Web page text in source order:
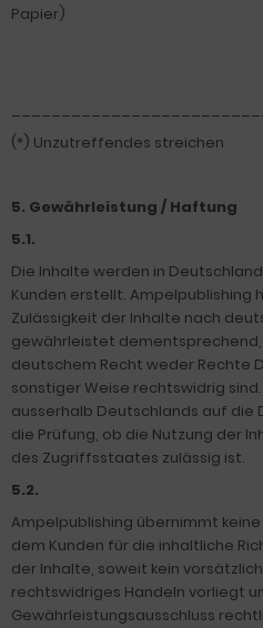
Papier)
(*) Unzutreffendes streichen
5. Gewährleistung / Haftung
5.1.
Die Inhalte werden in
Kunden erstellt.
Zulässigkeit der Inhalte nach
gewährleistet
deutschem Recht weder Rechte
sonstiger Weise rechtswidrig
ausserhalb Deutschlands auf die
die Prüfung, ob die Nutzung der
des Zugriffsstaates zulässig ist.
5.2.
Ampelpublishing übernimmt
dem Kunden für die inhaltliche
der Inhalte, soweit kein
rechtswidriges Handeln vorliegt
Gewährleistungsausschluss